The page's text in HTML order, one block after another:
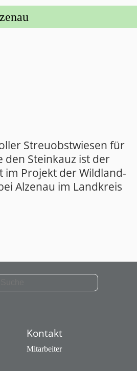
Streuobstwiesen für
den Steinkauz ist der
im Projekt der Wildland-
Alzenau im Landkreis
Kontakt
Mitarbeiter